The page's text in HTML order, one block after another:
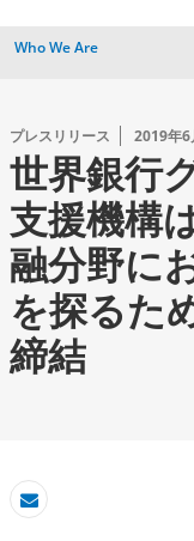
Who We Are
プレスリリース 2019年6
世界銀行
支援機構
融分野に
を探るた
締結
Eメール